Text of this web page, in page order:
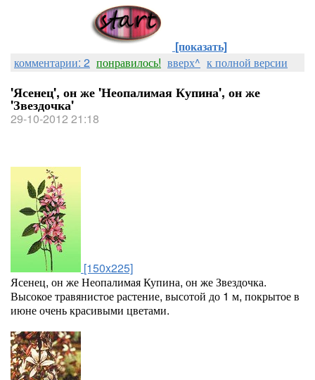
[показать]
комментарии: 2 понравилось! вверх^ к полной версии
'Ясенец', он же 'Неопалимая Купина', он же
'Звездочка'
29-10-2012 21:18
[150x225]
Ясенец, он же Неопалимая Купина, он же Звездочка.
Высокое травянистое растение, высотой до 1 м, покрытое в
июне очень красивыми цветами.